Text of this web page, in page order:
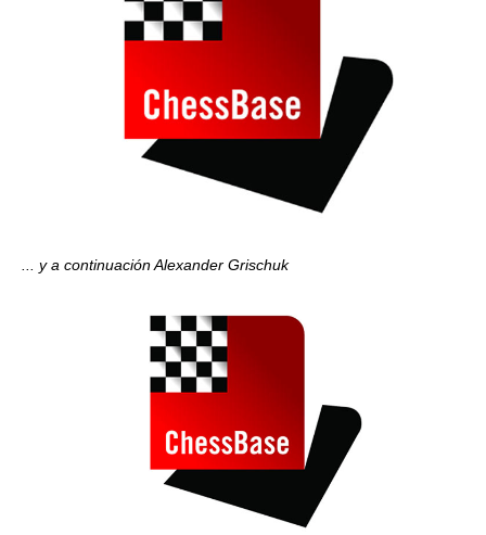
... y a continuación Alexander Grischuk